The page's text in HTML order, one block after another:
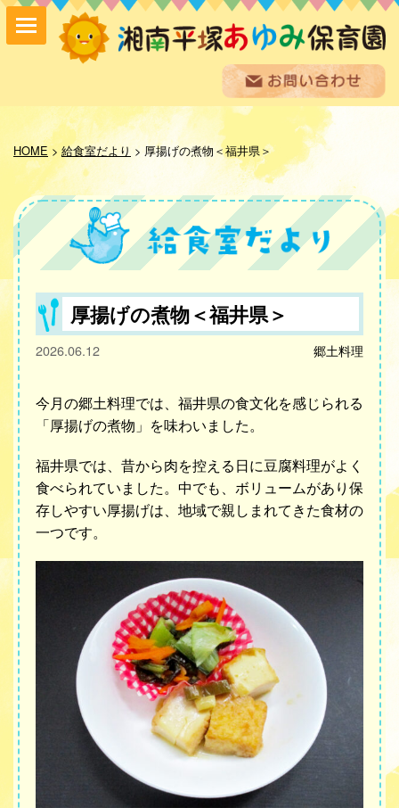
HOME> 給食室だより > 厚揚げの煮物＜福井県＞
厚揚げの煮物＜福井県＞
2026.06.12 郷土料理
今月の郷土料理では、福井県の食文化を感じられる
「厚揚げの煮物」を味わいました。
福井県では、昔から肉を控える日に豆腐料理がよく
食べられていました。中でも、ボリュームがあり保
存しやすい厚揚げは、地域で親しまれてきた食材の
一つです。
保育方針
園の紹介
保育内容
入園案内
採用情報
お問い合わせ
お知らせ
給食室だより
あゆみギャラリー
プライバシーポリシー